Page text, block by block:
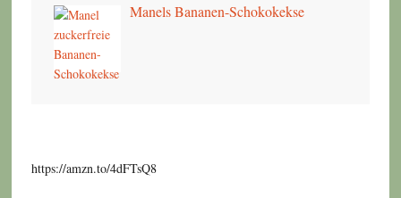
Manels Bananen-Schokokekse
https://amzn.to/4dFTsQ8